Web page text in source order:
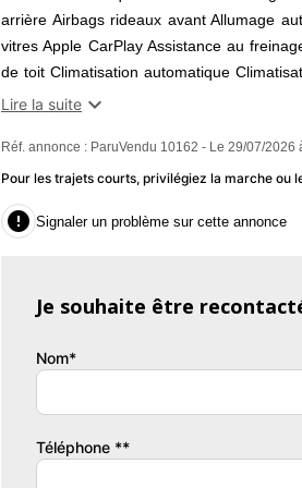
arrière Airbags rideaux avant Allumage
vitres Apple CarPlay Assistance au
de toit Climatisation automatique
pneus Détecteur pluie ESP (programme
GPS Jantes/roues en alliage léger 17
vitesse Lève-vitres arrière électriques
antibrouillard Radar de stationnement
extérieurs rabattable électriquement
de vitesses Volant réglable manuellement
// PRIX HORS TAXE : 8740€ ET PRIX
TOUS LES JOURS FERIES DE L ANNEE
MAIN CT OK & 2 CLFES HISTORIQUE
QUELQUES GRIFFES SUR LE PARE
Lire la suite 
Réf. annonce : ParuVendu 10162 - Le 29/07/2026
Pour les trajets courts, privilégiez la marche ou
 Signaler un problème sur cette annonce
Je souhaite être
Nom*
Téléphone **